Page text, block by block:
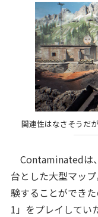
関連性はなさそうだ
Contaminatedは
台とした大型マッ
験することができ
1」をプレイしてい